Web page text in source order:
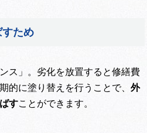
ため
ス」。劣化を放置すると修繕費
的に塗り替えを行うことで、外
すことができます。